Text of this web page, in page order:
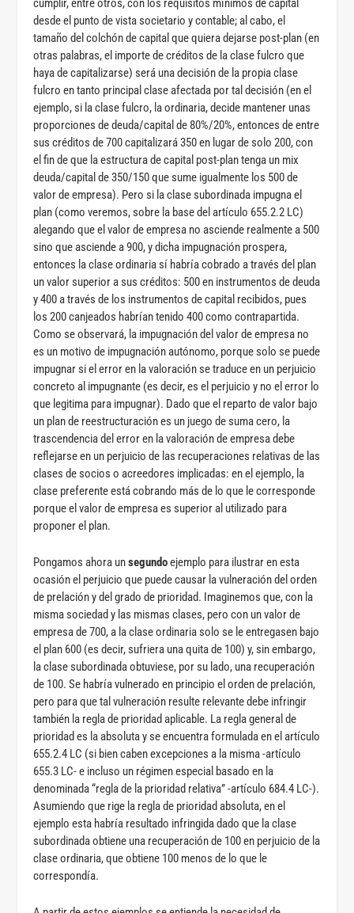
cumplir, entre otros, con los requisitos mínimos de capital
desde el punto de vista societario y contable; al cabo, el
tamaño del colchón de capital que quiera dejarse post-plan (en
otras palabras, el importe de créditos de la clase fulcro que
haya de capitalizarse) será una decisión de la propia clase
fulcro en tanto principal clase afectada por tal decisión (en el
ejemplo, si la clase fulcro, la ordinaria, decide mantener unas
proporciones de deuda/capital de 80%/20%, entonces de entre
sus créditos de 700 capitalizará 350 en lugar de solo 200, con
el fin de que la estructura de capital post-plan tenga un mix
deuda/capital de 350/150 que sume igualmente los 500 de
valor de empresa). Pero si la clase subordinada impugna el
plan (como veremos, sobre la base del artículo 655.2.2 LC)
alegando que el valor de empresa no asciende realmente a 500
sino que asciende a 900, y dicha impugnación prospera,
entonces la clase ordinaria sí habría cobrado a través del plan
un valor superior a sus créditos: 500 en instrumentos de deuda
y 400 a través de los instrumentos de capital recibidos, pues
los 200 canjeados habrían tenido 400 como contrapartida.
Como se observará, la impugnación del valor de empresa no
es un motivo de impugnación autónomo, porque solo se puede
impugnar si el error en la valoración se traduce en un perjuicio
concreto al impugnante (es decir, es el perjuicio y no el error lo
que legitima para impugnar). Dado que el reparto de valor bajo
un plan de reestructuración es un juego de suma cero, la
trascendencia del error en la valoración de empresa debe
reflejarse en un perjuicio de las recuperaciones relativas de las
clases de socios o acreedores implicadas: en el ejemplo, la
clase preferente está cobrando más de lo que le corresponde
porque el valor de empresa es superior al utilizado para
proponer el plan.
Pongamos ahora unsegundoejemplo para ilustrar en esta
ocasión el perjuicio que puede causar la vulneración del orden
de prelación y del grado de prioridad. Imaginemos que, con la
misma sociedad y las mismas clases, pero con un valor de
empresa de 700, a la clase ordinaria solo se le entregasen bajo
el plan 600 (es decir, sufriera una quita de 100) y, sin embargo,
la clase subordinada obtuviese, por su lado, una recuperación
de 100. Se habría vulnerado en principio el orden de prelación,
pero para que tal vulneración resulte relevante debe infringir
también la regla de prioridad aplicable. La regla general de
prioridad es la absoluta y se encuentra formulada en el artículo
655.2.4 LC (si bien caben excepciones a la misma -artículo
655.3 LC- e incluso un régimen especial basado en la
denominada “regla de la prioridad relativa” -artículo 684.4 LC-).
Asumiendo que rige la regla de prioridad absoluta, en el
ejemplo esta habría resultado infringida dado que la clase
subordinada obtiene una recuperación de 100 en perjuicio de la
clase ordinaria, que obtiene 100 menos de lo que le
correspondía.